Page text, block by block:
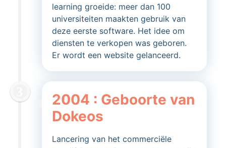
learning groeide: meer dan 100
universiteiten maakten gebruik van
deze eerste software. Het idee om
diensten te verkopen was geboren.
Er wordt een website gelanceerd.
2004 : Geboorte van
Dokeos
Lancering van het commerciële